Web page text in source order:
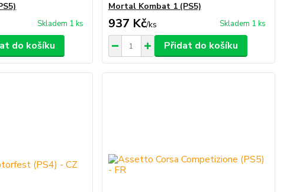
Skladem 1 ks
do košíku
Mortal Kombat 1 (PS5)
937 Kč/ks Skladem 1 ks
Přidat do košíku